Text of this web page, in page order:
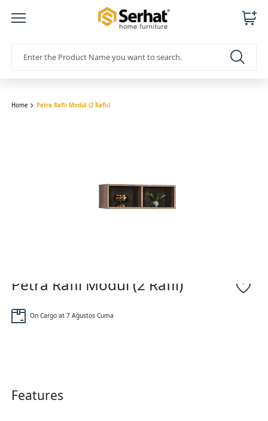
Home Petra Raflı Modül (2 Raflı)
Petra Raflı Modül (2 Raflı)
On Cargo at 7 Ağustos Cuma
Features